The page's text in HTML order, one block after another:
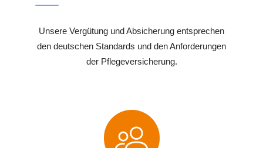
Unsere Vergütung und Absicherung entsprechen
den deutschen Standards und den Anforderungen
der Pflegeversicherung.